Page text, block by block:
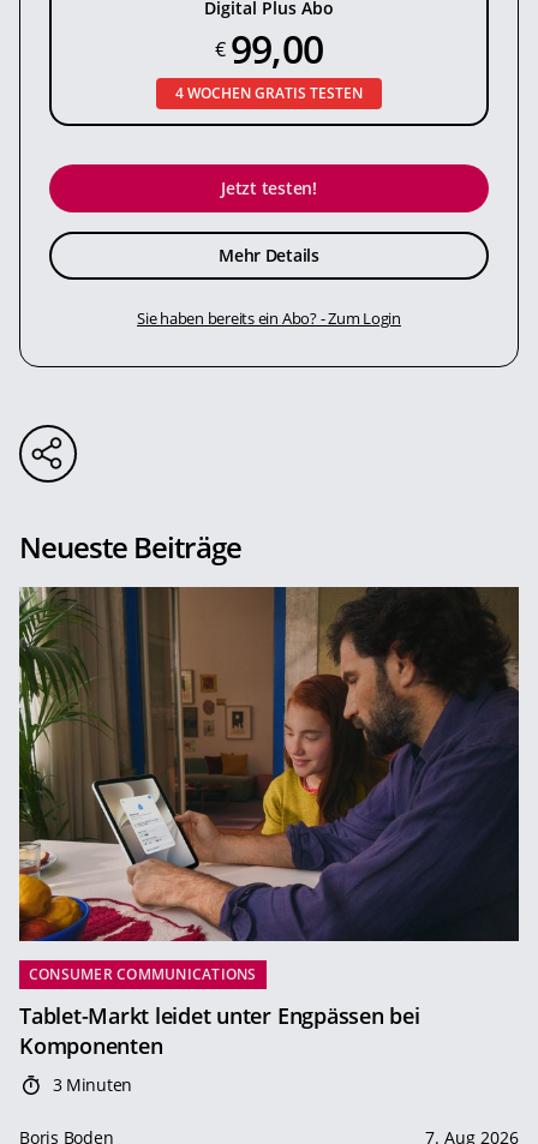
Digital Plus Abo
€ 99,00
4 WOCHEN GRATIS TESTEN
Jetzt testen!
Mehr Details
Sie haben bereits ein Abo? - Zum Login
Neueste Beiträge
CONSUMER COMMUNICATIONS
Tablet-Markt leidet unter Engpässen bei
Komponenten
3 Minuten
Boris Boden 7. Aug 2026